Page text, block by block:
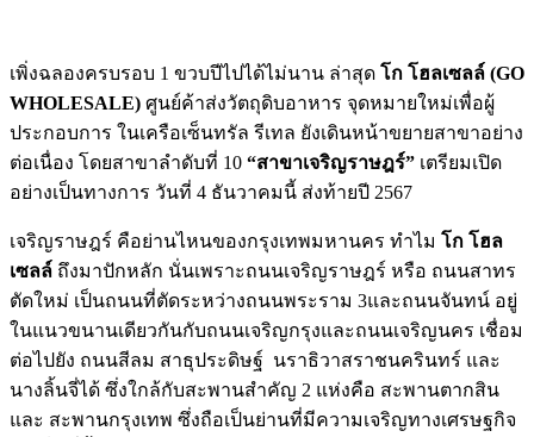
เพิ่งฉลองครบรอบ 1 ขวบปีไปได้ไม่นาน ล่าสุด โก โฮลเซลล์ (GO
WHOLESALE) ศูนย์ค้าส่งวัตถุดิบอาหาร จุดหมายใหม่เพื่อผู้
ประกอบการ ในเครือเซ็นทรัล รีเทล ยังเดินหน้าขยายสาขาอย่าง
ต่อเนื่อง โดยสาขาลำดับที่ 10 “สาขาเจริญราษฎร์” เตรียมเปิด
อย่างเป็นทางการ วันที่ 4 ธันวาคมนี้ ส่งท้ายปี 2567
เจริญราษฎร์ คือย่านไหนของกรุงเทพมหานคร ทำไม โก โฮล
เซลล์ ถึงมาปักหลัก นั่นเพราะถนนเจริญราษฎร์ หรือ ถนนสาทร
ตัดใหม่ เป็นถนนที่ตัดระหว่างถนนพระราม 3และถนนจันทน์ อยู่
ในแนวขนานเดียวกันกับถนนเจริญกรุงและถนนเจริญนคร เชื่อม
ต่อไปยัง ถนนสีลม สาธุประดิษฐ์ นราธิวาสราชนครินทร์ และ
นางลิ้นจี่ได้ ซึ่งใกล้กับสะพานสำคัญ 2 แห่งคือ สะพานตากสิน
และ สะพานกรุงเทพ ซึ่งถือเป็นย่านที่มีความเจริญทางเศรษฐกิจ